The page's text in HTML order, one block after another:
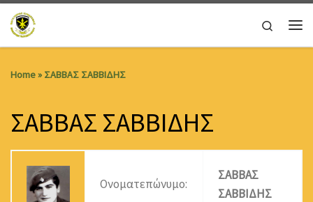
Skip to content
Search
Home» ΣΑΒΒΑΣ ΣΑΒΒΙΔΗΣ
ΣΑΒΒΑΣ ΣΑΒΒΙΔΗΣ
Ονοματεπώνυμο:
ΣΑΒΒΑΣ
ΣΑΒΒΙΔΗΣ